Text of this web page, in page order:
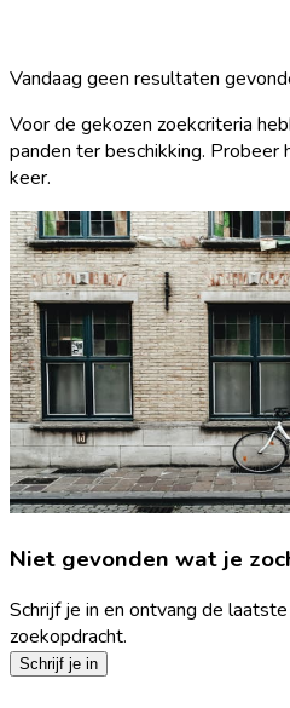
Vandaag geen resultaten
Voor de gekozen zoekcriteria
panden ter beschikking.
keer.
Niet gevonden wat je
Schrijf je in en ontvang de
zoekopdracht.
Schrijf je in